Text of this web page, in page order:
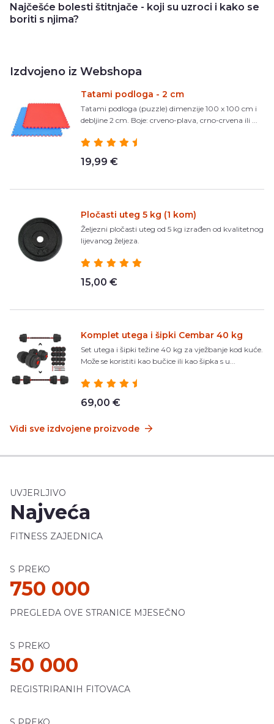
Najčešće bolesti štitnjače - koji su uzroci i kako se
boriti s njima?
Izdvojeno iz Webshopa
Tatami podloga - 2 cm
Tatami podloga (puzzle) dimenzije 100 x 100 cm i
debljine 2 cm. Boje: crveno-plava, crno-crvena ili ...
19,99 €
Pločasti uteg 5 kg (1 kom)
Željezni pločasti uteg od 5 kg izrađen od kvalitetnog
lijevanog željeza.
15,00 €
Komplet utega i šipki Cembar 40 kg
Set utega i šipki težine 40 kg za vježbanje kod kuće.
Može se koristiti kao bučice ili kao šipka s u...
69,00 €
Vidi sve izdvojene proizvode
UVJERLJIVO
Najveća
FITNESS ZAJEDNICA
S PREKO
750 000
PREGLEDA OVE STRANICE MJESEČNO
S PREKO
50 000
REGISTRIRANIH FITOVACA